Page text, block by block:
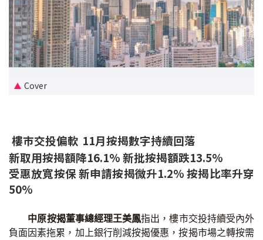
優惠禮遇
新盤優越按揭優惠
中原按揭標籤優惠
推薦齊齊友賞
按揭計算
轉按計算
供款年期計算
Cover
樓巿交投偏軟 11月按揭數字持續回落
新取用按揭額降16.1% 新批按揭額跌13.5%
受惠放寬按保 新申請按揭微升1.2% 按揭比率升穿
50%
中原按揭董事總經理王美鳳指出，樓市交投持續受內外
負面因素拖累，加上銀行削減按揭優惠，按揭市場之轉按需